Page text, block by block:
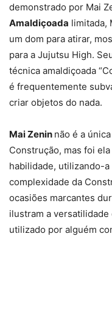
demonstrado por Mai
Amaldiçoada limitada,
um dom para atirar,
para a Jujutsu High.
técnica amaldiçoada
é frequentemente
criar objetos do nada.
Mai Zenin não é a
Construção, mas foi
habilidade, utilizando-
complexidade da
ocasiões marcantes
ilustram a
utilizado por alguém